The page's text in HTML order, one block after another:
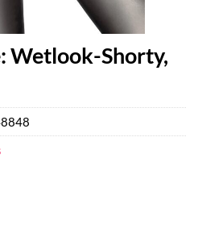
Wetlook-Shorty,